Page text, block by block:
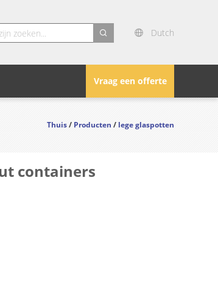
Dutch
Vraag een offerte
Thuis/Producten/lege glaspotten
containers